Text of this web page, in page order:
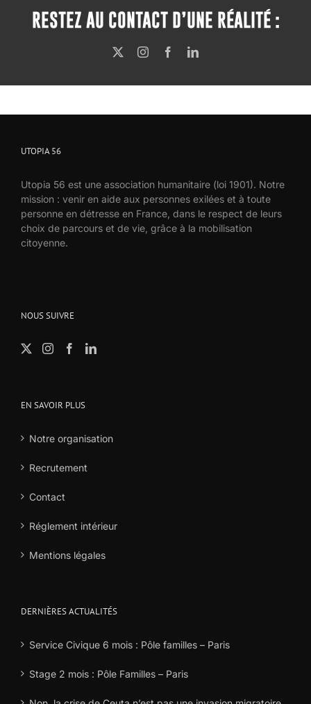
RESTEZ AU CONTACT D’UNE RÉALITÉ :
UTOPIA 56
Utopia 56 est une association humanitaire (loi 1901). Notre
mission : venir en aide aux personnes exilées et à toute
personne en détresse en France, dans le respect de leurs
choix de parcours et de vie, grâce à la mobilisation
citoyenne.
NOUS SUIVRE
EN SAVOIR PLUS
Notre organisation
Recrutement
Contact
Réglement intérieur
Mentions légales
DERNIÈRES ACTUALITÉS
Service Civique 6 mois : Pôle familles – Paris
Stage 2 mois : Pôle Familles – Paris